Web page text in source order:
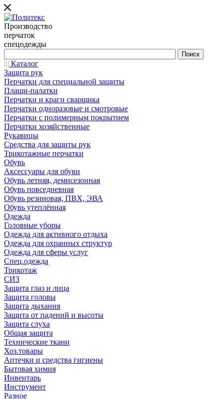
Производство
перчаток
спецодежды
Каталог
Защита рук
Перчатки для специальной защиты
Плащи-палатки
Перчатки и краги сварщика
Перчатки одноразовые и смотровые
Перчатки с полимерным покрытием
Перчатки хозяйственные
Рукавицы
Средства для защиты рук
Трикотажные перчатки
Обувь
Аксессуары для обуви
Обувь летняя, демисезонная
Обувь повседневная
Обувь резиновая, ПВХ, ЭВА
Обувь утеплённая
Одежда
Головные уборы
Одежда для активного отдыха
Одежда для охранных структур
Одежда для сферы услуг
Спец.одежда
Трикотаж
СИЗ
Защита глаз и лица
Защита головы
Защита дыхания
Защита от падений и высоты
Защита слуха
Общая защита
Технические ткани
Хоз.товары
Аптечки и средства гигиены
Бытовая химия
Инвентарь
Инструмент
Разное